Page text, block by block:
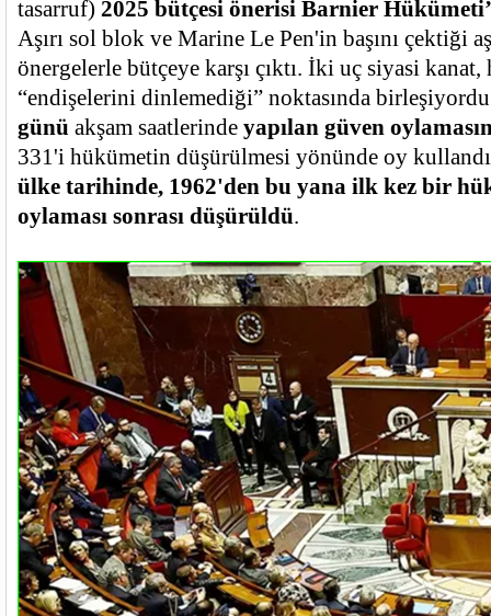
tasarruf) 2025 bütçesi önerisi Barnier
Aşırı sol blok ve Marine Le Pen'in başını çektiği
önergelerle bütçeye karşı çıktı. İki uç siyasi
“endişelerini dinlemediği” noktasında
günü akşam saatlerinde yapılan güven
331'i hükümetin düşürülmesi yönünde oy
ülke tarihinde, 1962'den bu yana ilk kez bir
oylaması sonrası düşürüldü.